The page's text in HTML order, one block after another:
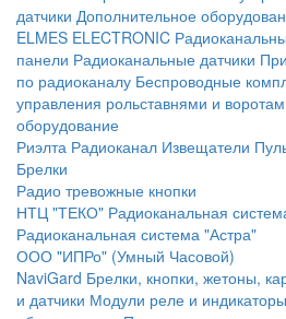
датчики Дополнительное
ELMES ELECTRONIC
панели Радиоканальные датчики
по радиоканалу Беспроводные
управления рольставнями и
оборудование
Риэлта Радиоканал Извещатели
Брелки
Радио тревожные кнопки
НТЦ "ТЕКО" Радиоканальная
Радиоканальная система "Астра"
ООО "ИПРо" (Умный Часовой)
NaviGard Брелки, кнопки, жетоны,
и датчики Модули реле и индикаторы